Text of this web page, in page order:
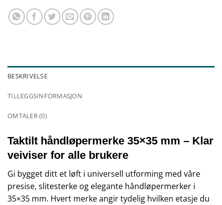
BESKRIVELSE
TILLEGGSINFORMASJON
OMTALER (0)
Taktilt håndløpermerke 35×35 mm – Klar
veiviser for alle brukere
Gi bygget ditt et løft i universell utforming med våre
presise, slitesterke og elegante håndløpermerker i
35×35 mm. Hvert merke angir tydelig hvilken etasje du